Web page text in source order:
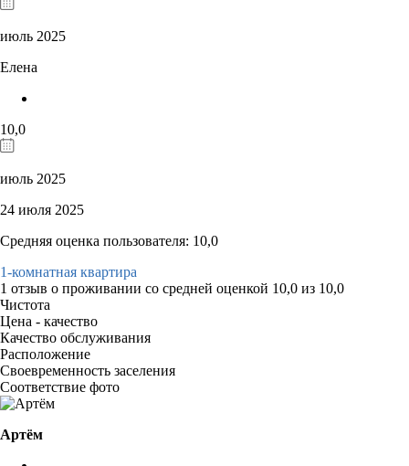
июль 2025
Елена
10,0
июль 2025
24 июля 2025
Средняя оценка пользователя: 10,0
1-комнатная квартира
1 отзыв о проживании со средней оценкой 10,0 из 10,0
Чистота
Цена - качество
Качество обслуживания
Расположение
Своевременность заселения
Соответствие фото
Артём